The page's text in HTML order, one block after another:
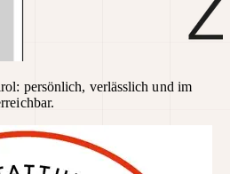
persönlich, verlässlich und im